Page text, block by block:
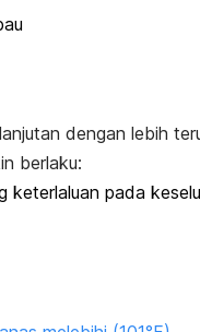
dengan lebih
berlaku:
keterlaluan pada